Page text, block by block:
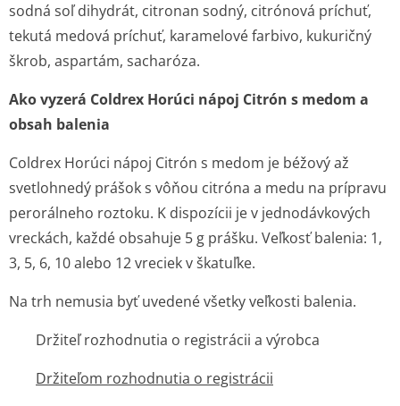
sodná soľ dihydrát, citronan sodný, citrónová príchuť,
tekutá medová príchuť, karamelové farbivo, kukuričný
škrob, aspartám, sacharóza.
Ako vyzerá Coldrex Horúci nápoj Citrón s medom a
obsah balenia
Coldrex Horúci nápoj Citrón s medom je béžový až
svetlohnedý prášok s vôňou citróna a medu na prípravu
perorálneho roztoku. K dispozícii je v jednodávkových
vreckách, každé obsahuje 5 g prášku. Veľkosť balenia: 1,
3, 5, 6, 10 alebo 12 vreciek v škatuľke.
Na trh nemusia byť uvedené všetky veľkosti balenia.
Držiteľ rozhodnutia o registrácii a výrobca
Držiteľom rozhodnutia o registrácii